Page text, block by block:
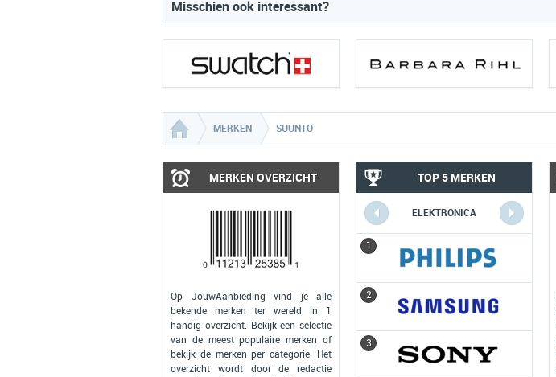
Misschien ook interessant?
MERKEN SUUNTO
MERKEN OVERZICHT
Op JouwAanbieding vind je alle
bekende merken ter wereld in 1
handig overzicht. Bekijk een selectie
van de meest populaire merken of
bekijk de merken per categorie. Het
overzicht wordt door de redactie
TOP 5 MERKEN
ELEKTRONICA
1
2
3